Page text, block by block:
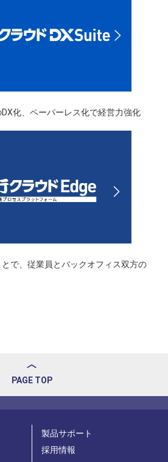
化、ペーパーレス化で経営力強化
で、従業員とバックオフィス双方の
PAGE TOP
製品サポート
採用情報